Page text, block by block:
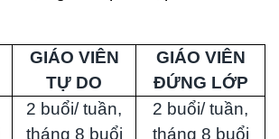
GIÁO VIÊN
TỰ DO
GIÁO VIÊN
ĐỨNG LỚP
2 buổi/ tuần,
tháng 8 buổi
2 buổi/ tuần,
tháng 8 buổi